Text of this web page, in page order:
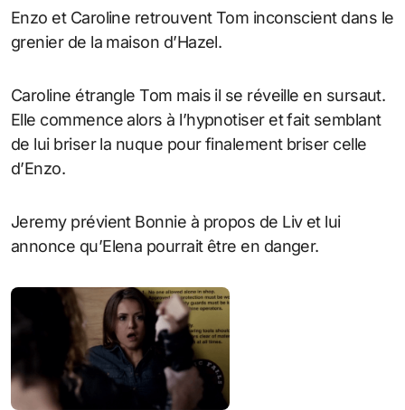
Enzo et Caroline retrouvent Tom inconscient dans le
grenier de la maison d’Hazel.
Caroline étrangle Tom mais il se réveille en sursaut.
Elle commence alors à l’hypnotiser et fait semblant
de lui briser la nuque pour finalement briser celle
d’Enzo.
Jeremy prévient Bonnie à propos de Liv et lui
annonce qu’Elena pourrait être en danger.